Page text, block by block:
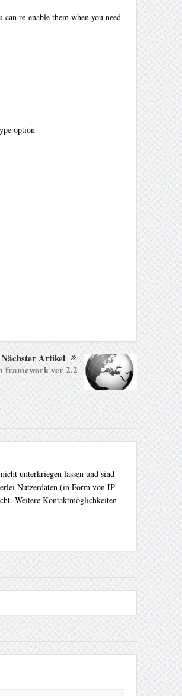
re-enable them when you need
option
Nächster Artikel
framework ver 2.2
unterkriegen lassen und sind
Nutzerdaten (in Form von IP
Weitere Kontaktmöglichkeiten